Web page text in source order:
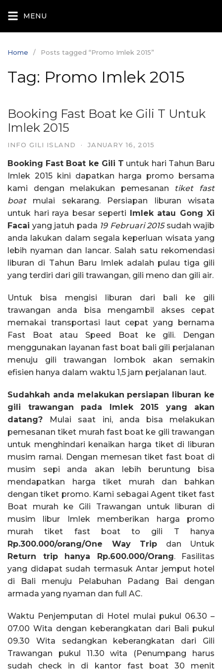
to
content
MENU
Home Posts tagged “Promo Imlek 2015”
Tag: Promo Imlek 2015
Booking Fast Boat ke Gili T Untuk
Imlek 2015
INFO GILI ISLAND · JANUARY 16, 2015
Booking Fast Boat ke Gili T untuk hari Tahun Baru
Imlek 2015 kini dapatkan harga promo bersama
kami dengan melakukan pemesanan tiket fast
boatmulai sekarang. Persiapan liburan wisata
untuk hari raya besar seperti Imlek atau Gong Xi
Facai yang jatuh pada 19 Februari 2015sudah wajib
anda lakukan dalam segala keperluan wisata yang
lebih nyaman dan lancar. Salah satu rekomendasi
liburan di Tahun Baru Imlek adalah pulau tiga gili
yang terdiri dari gili trawangan, gili meno dan gili air.
Untuk bisa mengisi liburan dari bali ke gili
trawangan anda bisa mengambil akses cepat
memakai transportasi laut cepat yang bernama
Fast Boat atau Speed Boat ke gili. Dengan
menggunakan layanan fast boat bali gili perjalanan
menuju gili trawangan lombok akan semakin
efisien hanya dalam waktu 1,5 jam perjalanan laut.
Sudahkah anda melakukan persiapan liburan ke
gili trawangan pada Imlek 2015 yang akan
datang? Mulai saat ini, anda bisa melakukan
pemesanan tiket murah fast boat ke gili trawangan
untuk menghindari kenaikan harga tiket di liburan
musim ramai. Dengan memesan tiket fast boat di
musim sepi anda akan lebih beruntung bisa
mendapatkan harga tiket murah dan bahkan
dengan tiket promo. Kami sebagai Agent tiket fast
Boat murah ke Gili Trawangan untuk liburan di
musim libur Imlek memberikan harga promo
murah tiket fast boat to gili T hanya
Rp.300.000/orang/One Way Trip dan Untuk
Return trip hanya Rp.600.000/Orang. Fasilitas
yang didapat sudah termasuk Antar jemput hotel
di Bali menuju Pelabuhan Padang Bai dengan
armada yang nyaman dan full AC.
Waktu Penjemputan di Hotel mulai pukul 06.30 –
07.00 Wita dengan keberangkatan dari Bali pukul
09.30 Wita sedangkan keberangkatan dari Gili
Trawangan pukul 11.30 wita (Penumpang harus
sudah check in di kantor fast boat 30 menit